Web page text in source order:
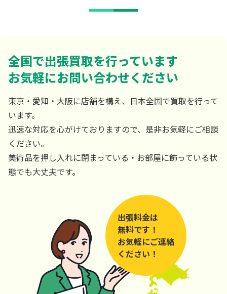
全国で出張買取を行っています
お気軽にお問い合わせください
東京・愛知・大阪に店舗を構え、日本全国で買取を行って
います。
迅速な対応を心がけておりますので、是非お気軽にご相談
ください。
美術品を押し入れに閉まっている・お部屋に飾っている状
態でも大丈夫です。
出張料金は
無料です！
お気軽にご連絡
ください！